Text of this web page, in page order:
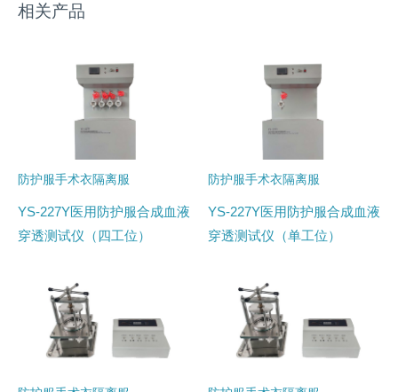
相关产品
防护服手术衣隔离服
YS-227Y医用防护服合成血液
穿透测试仪（四工位）
防护服手术衣隔离服
YS-227Y医用防护服合成血液
穿透测试仪（单工位）